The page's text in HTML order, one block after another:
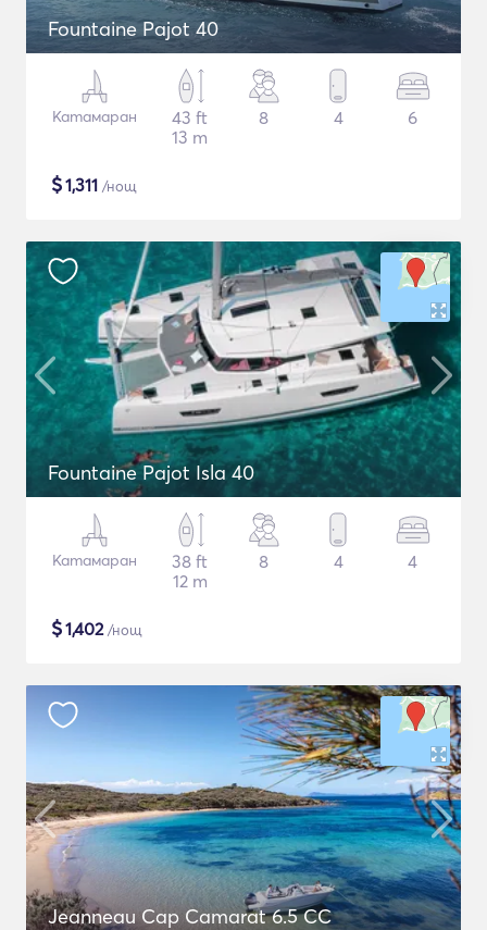
Fountaine Pajot 40
Катамаран
43 ft
13 m
8 4 6
$1,311 /нощ
Fountaine Pajot Isla 40
Катамаран
38 ft
12 m
8 4 4
$1,402/нощ
Jeanneau Cap Camarat 6.5 CC